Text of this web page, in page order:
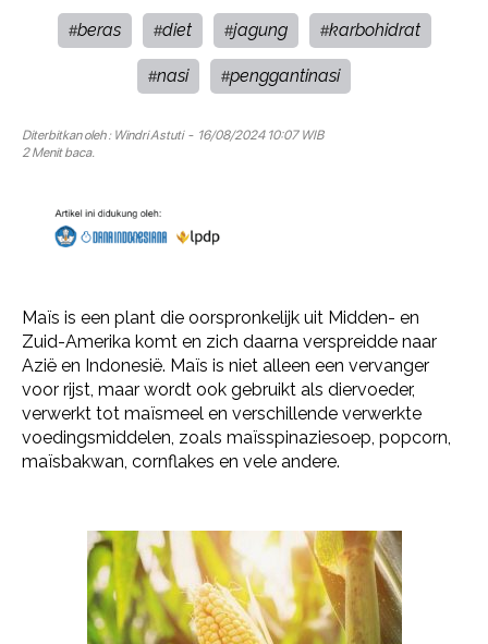
#beras #diet #jagung #karbohidrat
#nasi #penggantinasi
Diterbitkan oleh : Windri Astuti- 16/08/2024 10:07 WIB
2 Menit baca.
Maïs is een plant die oorspronkelijk uit Midden- en
Zuid-Amerika komt en zich daarna verspreidde naar
Azië en Indonesië. Maïs is niet alleen een vervanger
voor rijst, maar wordt ook gebruikt als diervoeder,
verwerkt tot maïsmeel en verschillende verwerkte
voedingsmiddelen, zoals maïsspinaziesoep, popcorn,
maïsbakwan, cornflakes en vele andere.